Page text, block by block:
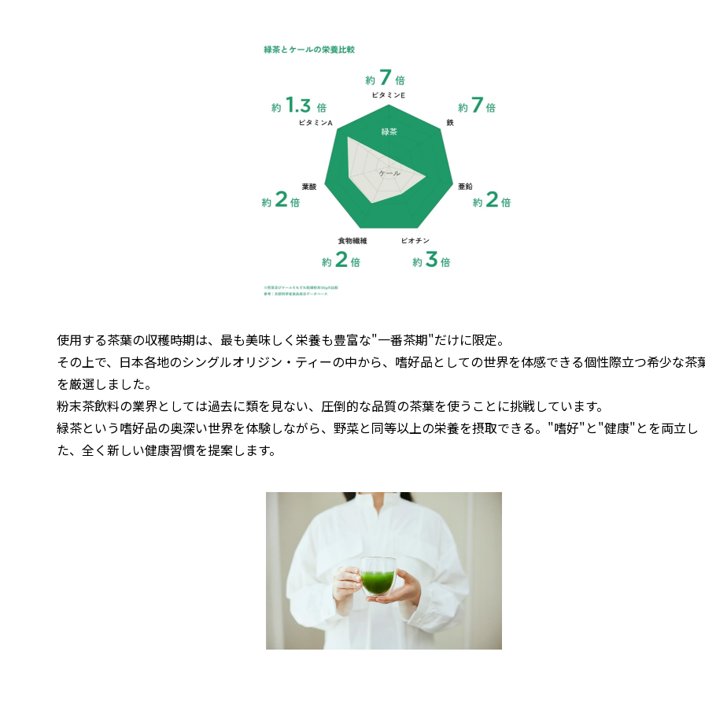
使用する茶葉の収穫時期は、最も美味しく栄養も豊富な"一番茶期"だけに限定。
その上で、日本各地のシングルオリジン・ティーの中から、嗜好品としての世界を体感できる個性際立つ希少な茶
を厳選しました。
粉末茶飲料の業界としては過去に類を見ない、圧倒的な品質の茶葉を使うことに挑戦しています。
緑茶という嗜好品の奥深い世界を体験しながら、野菜と同等以上の栄養を摂取できる。"嗜好"と"健康"とを両立し
た、全く新しい健康習慣を提案します。